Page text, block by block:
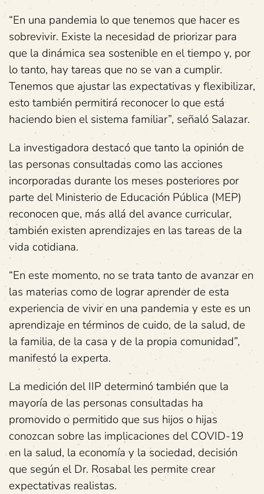
“En una pandemia lo que tenemos que hacer es
sobrevivir. Existe la necesidad de priorizar para
que la dinámica sea sostenible en el tiempo y, por
lo tanto, hay tareas que no se van a cumplir.
Tenemos que ajustar las expectativas y flexibilizar,
esto también permitirá reconocer lo que está
haciendo bien el sistema familiar”, señaló Salazar.
La investigadora destacó que tanto la opinión de
las personas consultadas como las acciones
incorporadas durante los meses posteriores por
parte del Ministerio de Educación Pública (MEP)
reconocen que, más allá del avance curricular,
también existen aprendizajes en las tareas de la
vida cotidiana.
“En este momento, no se trata tanto de avanzar en
las materias como de lograr aprender de esta
experiencia de vivir en una pandemia y este es un
aprendizaje en términos de cuido, de la salud, de
la familia, de la casa y de la propia comunidad”,
manifestó la experta.
La medición del IIP determinó también que la
mayoría de las personas consultadas ha
promovido o permitido que sus hijos o hijas
conozcan sobre las implicaciones del COVID-19
en la salud, la economía y la sociedad, decisión
que según el Dr. Rosabal les permite crear
expectativas realistas.